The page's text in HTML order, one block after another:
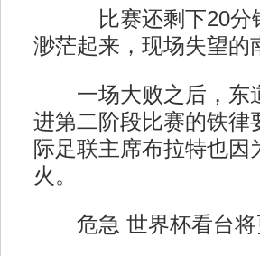
比赛还剩下20分钟
渺茫起来，现场失望的
一场大败之后，东
进第二阶段比赛的铁律
际足联主席布拉特也
火。
危急 世界杯看台将